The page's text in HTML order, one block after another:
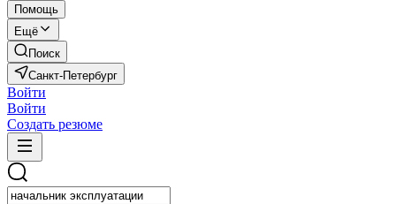
Помощь
Ещё
Поиск
Санкт-Петербург
Войти
Войти
Создать резюме